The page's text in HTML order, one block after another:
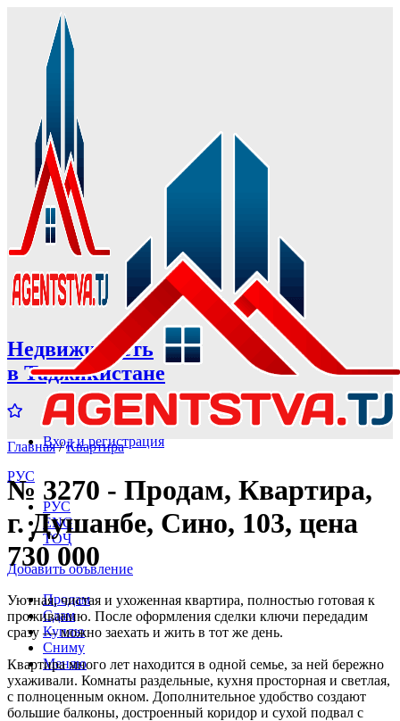
Недвижимость
в Таджикистане
Вход и регистрация
РУС
РУС
ENG
ТОҶ
Добавить объвление
Продам
Сдам
Куплю
Сниму
Меняю
Главная/Квартира
№ 3270 - Продам, Квартира,
г. Душанбе, Сино, 103, цена
730 000
Уютная, чистая и ухоженная квартира, полностью готовая к
проживанию. После оформления сделки ключи передадим
сразу — можно заехать и жить в тот же день.
Квартира много лет находится в одной семье, за ней бережно
ухаживали. Комнаты раздельные, кухня просторная и светлая,
с полноценным окном. Дополнительное удобство создают
большие балконы, достроенный коридор и сухой подвал с